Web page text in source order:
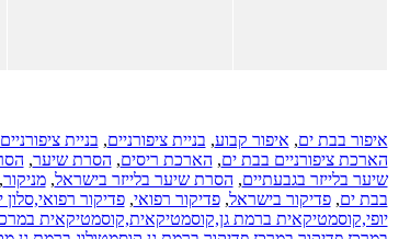
איפור בבת ים, איפור קבוע, בניית ציפורניים, בניית ציפורניים
הארכת ציפורניים בבת ים, הארכת ריסים, הסרת שיער,
שיער בלייזר בגבעתיים, הסרת שיער בלייזר בישראל,מניקור
בבת ים,פדיקור בישראל,פדיקור רפואי,פדיקור רפואי,סלון
יופי,קוסמטיקאית ברמת גן,קוסמטיקאית,קוסמטיקאית